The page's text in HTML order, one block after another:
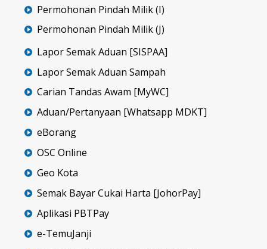
Permohonan Pindah Milik (I)
Permohonan Pindah Milik (J)
Lapor Semak Aduan [SISPAA]
Lapor Semak Aduan Sampah
Carian Tandas Awam [MyWC]
Aduan/Pertanyaan [Whatsapp MDKT]
eBorang
OSC Online
Geo Kota
Semak Bayar Cukai Harta [JohorPay]
Aplikasi PBTPay
e-TemuJanji